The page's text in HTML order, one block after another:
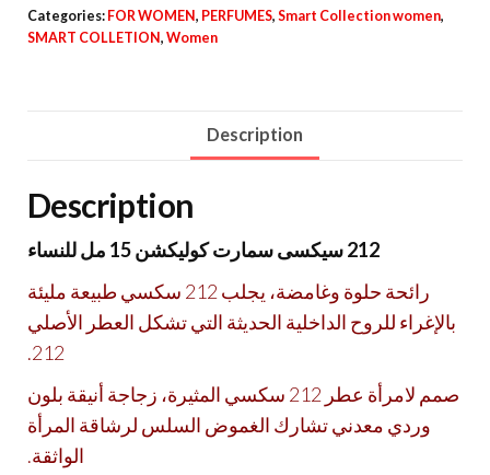
Categories: FOR WOMEN, PERFUMES, Smart Collection women,
SMART COLLETION, Women
Description
Description
212 سيكسى سمارت كوليكشن 15 مل للنساء
رائحة حلوة وغامضة، يجلب 212 سكسي طبيعة مليئة
بالإغراء للروح الداخلية الحديثة التي تشكل العطر الأصلي
212.
صمم لامرأة عطر 212 سكسي المثيرة، زجاجة أنيقة بلون
وردي معدني تشارك الغموض السلس لرشاقة المرأة
الواثقة.